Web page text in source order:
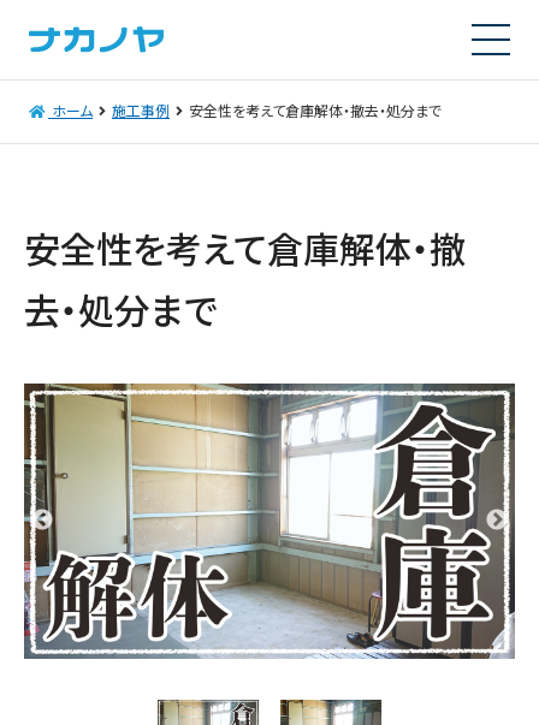
ホーム 施工事例 安全性を考えて倉庫解体・撤去・処分まで
安全性を考えて倉庫解体・撤
去・処分まで